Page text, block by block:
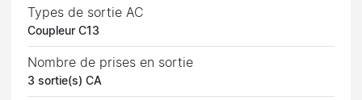
Types de sortie AC
Coupleur C13
Nombre de prises en sortie
3 sortie(s) CA